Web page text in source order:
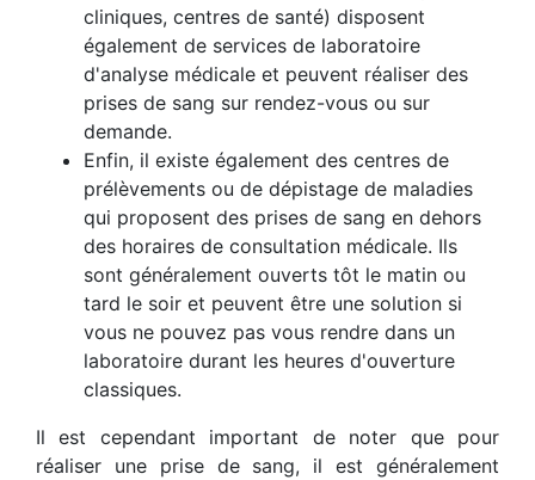
cliniques, centres de santé) disposent
également de services de laboratoire
d'analyse médicale et peuvent réaliser des
prises de sang sur rendez-vous ou sur
demande.
Enfin, il existe également des centres de
prélèvements ou de dépistage de maladies
qui proposent des prises de sang en dehors
des horaires de consultation médicale. Ils
sont généralement ouverts tôt le matin ou
tard le soir et peuvent être une solution si
vous ne pouvez pas vous rendre dans un
laboratoire durant les heures d'ouverture
classiques.
Il est cependant important de noter que pour
réaliser une prise de sang, il est généralement